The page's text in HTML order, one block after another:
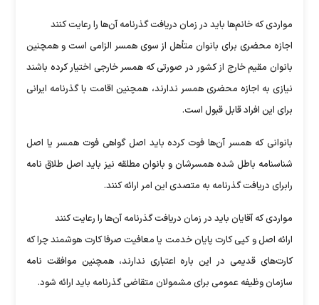
مواردی که خانم‌ها باید در زمان دریافت گذرنامه آن‌ها را رعایت کنند
اجازه محضری برای بانوان متأهل از سوی همسر الزامی است و همچنین
بانوان مقیم خارج از کشور در صورتی که همسر خارجی اختیار کرده باشند
نیازی به اجازه محضری همسر ندارند، همچنین اقامت با گذرنامه ایرانی
برای این افراد قابل قبول است.
بانوانی که همسر آن‌ها فوت کرده باید اصل گواهی فوت همسر یا اصل
شناسنامه باطل شده همسرشان و بانوان مطلقه نیز باید اصل طلاق‌ نامه
رابرای دریافت گذرنامه به متصدی این امر ارائه کنند.
مواردی که آقایان باید در زمان دریافت گذرنامه آن‌ها را رعایت کنند
ارائه اصل و کپی کارت پایان خدمت یا معافیت صرفا کارت هوشمند چرا که
کارت‌های قدیمی در این باره اعتباری ندارند، همچنین موافقت نامه
سازمان وظیفه عمومی برای مشمولان متقاضی گذرنامه باید ارائه شود.